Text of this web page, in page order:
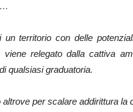
un territorio con delle
viene relegato dalla cattiva
qualsiasi graduatoria.
altrove per scalare addirittura la